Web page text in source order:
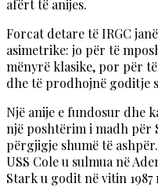
afërt të anijes.
Forcat detare të IRGC
asimetrike: jo për të
mënyrë klasike, por për
dhe të prodhojnë goditje
Një anije e fundosur dhe
një poshtërim i madh për
përgjigje shumë të
USS Cole u sulmua në
Stark u godit në vitin